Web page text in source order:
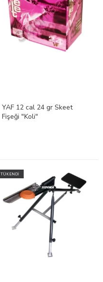
YAF 12 cal 24 gr Skeet
Fişeği "Koli"
TÜKENDİ